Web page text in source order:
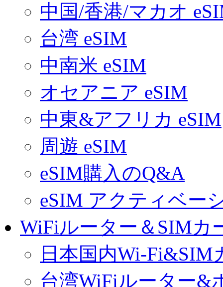
中国/香港/マカオ
台湾 eSIM
中南米 eSIM
オセアニア eSIM
中東&アフリカ eSIM
周遊 eSIM
eSIM購入のQ&A
eSIM アクティベー
WiFiルーター＆SIMカ
日本国内Wi-Fi&SIM
台湾WiFiルーター&